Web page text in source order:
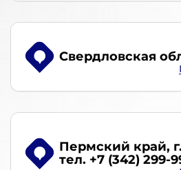
Свердловская
Пермский край,
тел. +7 (342) 299-